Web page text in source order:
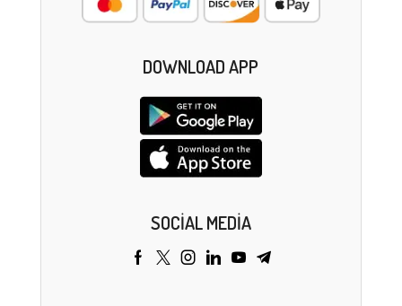
DOWNLOAD APP
SOCIAL MEDIA